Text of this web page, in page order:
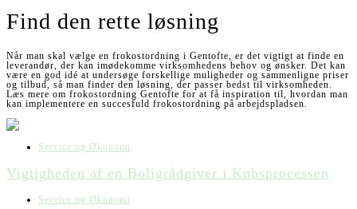
Find den rette løsning
Når man skal vælge en frokostordning i Gentofte, er det vigtigt at finde en
leverandør, der kan imødekomme virksomhedens behov og ønsker. Det kan
være en god idé at undersøge forskellige muligheder og sammenligne priser
og tilbud, så man finder den løsning, der passer bedst til virksomheden.
Læs mere om frokostordning Gentofte for at få inspiration til, hvordan man
kan implementere en succesfuld frokostordning på arbejdspladsen.
Service og Økonomi
Vigtigheden af en Boligrådgiver i Købsprocessen
Service og Økonomi